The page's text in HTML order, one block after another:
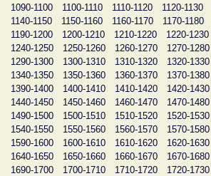
1090-1100
1100-1110 1110-1120 1120-1130
1140-1150
1150-1160 1160-1170 1170-1180
1190-1200
1200-1210 1210-1220 1220-1230
1240-1250
1250-1260 1260-1270 1270-1280
1290-1300
1300-1310 1310-1320 1320-1330
1340-1350
1350-1360 1360-1370 1370-1380
1390-1400
1400-1410 1410-1420 1420-1430
1440-1450
1450-1460 1460-1470 1470-1480
1490-1500
1500-1510 1510-1520 1520-1530
1540-1550
1550-1560 1560-1570 1570-1580
1590-1600
1600-1610 1610-1620 1620-1630
1640-1650
1650-1660 1660-1670 1670-1680
1690-1700
1700-1710 1710-1720 1720-1730